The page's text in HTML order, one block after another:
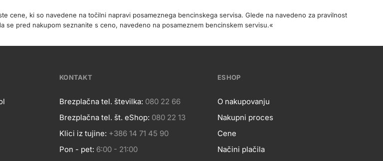
cene, ki so navedene na točilni napravi posameznega bencinskega servisa. Glede na navedeno za pravilnost
pred nakupom seznanite s ceno, navedeno na posameznem bencinskem servisu.«
KONTAKT
Kontakt
Brezplačna tel. številka: 080 22 66
Brezplačna tel. št. eShop: 080 22 13
Klici iz tujine: +386 14 71 45 90
Pon - pet: 6:00 - 21:00
ESHOP
eshop
O nakupovanju
Nakupni proces
Cene
Načini plačila